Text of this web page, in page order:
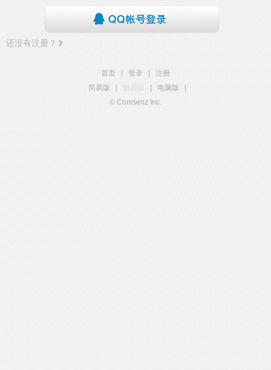
还没有注册？
首页 登录
注册
简易版
触屏版 电脑版
© Comsenz Inc.